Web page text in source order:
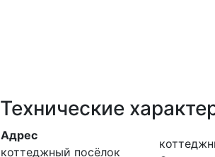
Технические
Адрес
коттеджный посёлок